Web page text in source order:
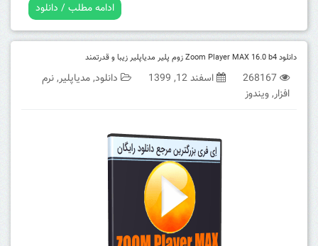
ادامه مطلب / دانلود
دانلود Zoom Player MAX 16.0 b4 زوم پلیر مدیاپلیر زیبا و قدرتمند
268167 اسفند 12, 1399 دانلود,مدیاپلیر,نرم
افزار,ویندوز